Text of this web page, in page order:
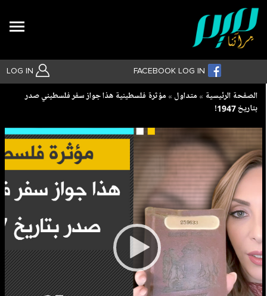
LOG IN FACEBOOK LOG IN
بحث متقدم
Breadcrumb
الصفحة الرئيسية متداول
مؤثرة فلسطينية هذا جواز سفر فلسطيني صدر
بتاريخ 1947!